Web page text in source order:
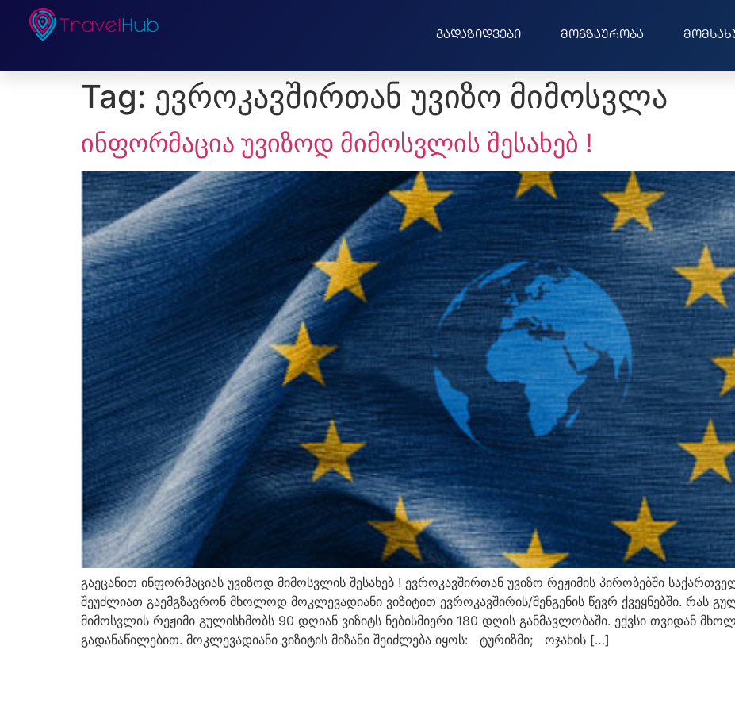
გადაზიდვები მოგზაურობა
Tag: ევროკავშირთან უვიზო მიმოსვლა
ინფორმაცია უვიზოდ მიმოსვლის შესახებ !
გაეცანით ინფორმაციას უვიზოდ მიმოსვლის შესახებ ! ევროკავშირთან უვიზო რეჟიმის პირობებში
შეუძლიათ გაემგზავრონ მხოლოდ მოკლევადიანი ვიზიტით ევროკავშირის/შენგენის წევრ ქვეყნებში. რას
მიმოსვლის რეჟიმი გულისხმობს 90 დღიან ვიზიტს ნებისმიერი 180 დღის განმავლობაში. ექვსი თვიდან
გადანაწილებით. მოკლევადიანი ვიზიტის მიზანი შეიძლება იყოს: ტურიზმი; ოჯახის […]